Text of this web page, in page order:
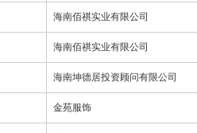
海南佰祺实业有限公司
海南佰祺实业有限公司
海南坤德居投资顾问有限公司
金苑服饰